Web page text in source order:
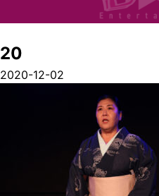
20
2020-12-02